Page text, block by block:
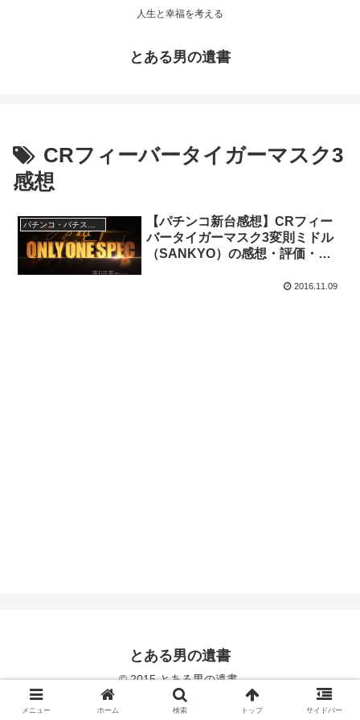
人生と幸福を考える
とある男の遺書
CRフィーバータイガーマスク3
感想
【パチンコ新台感想】CRフィー
バータイガーマスク3変則ミドル
（SANKYO）の感想・評価・評
2016.11.09
とある男の遺書
© 2015 とある男の遺書.
メニュー ホーム 検索 トップ サイドバー